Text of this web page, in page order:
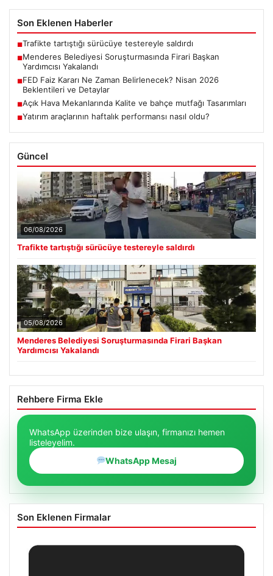
Son Eklenen Haberler
■Trafikte tartıştığı sürücüye testereyle saldırdı
■Menderes Belediyesi Soruşturmasında Firari Başkan
Yardımcısı Yakalandı
■FED Faiz Kararı Ne Zaman Belirlenecek? Nisan 2026
Beklentileri ve Detaylar
■Açık Hava Mekanlarında Kalite ve bahçe mutfağı Tasarımları
■Yatırım araçlarının haftalık performansı nasıl oldu?
Güncel
06/08/2026
Trafikte tartıştığı sürücüye testereyle saldırdı
05/08/2026
Menderes Belediyesi Soruşturmasında Firari Başkan
Yardımcısı Yakalandı
Rehbere Firma Ekle
WhatsApp üzerinden bize ulaşın, firmanızı hemen
listeleyelim.
WhatsApp Mesaj
Son Eklenen Firmalar